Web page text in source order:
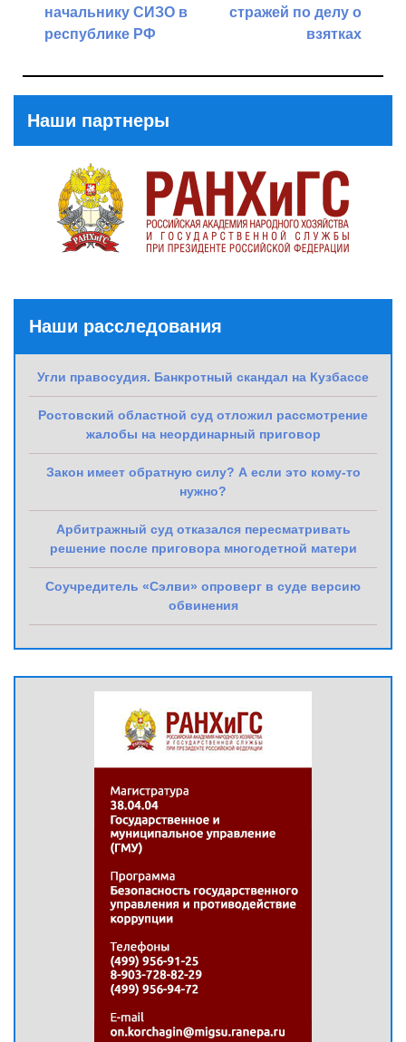
начальнику СИЗО в
республике РФ
стражей по делу о
взятках
Наши партнеры
Наши расследования
Угли правосудия. Банкротный скандал на Кузбассе
Ростовский областной суд отложил рассмотрение
жалобы на неординарный приговор
Закон имеет обратную силу? А если это кому-то
нужно?
Арбитражный суд отказался пересматривать
решение после приговора многодетной матери
Соучредитель «Сэлви» опроверг в суде версию
обвинения